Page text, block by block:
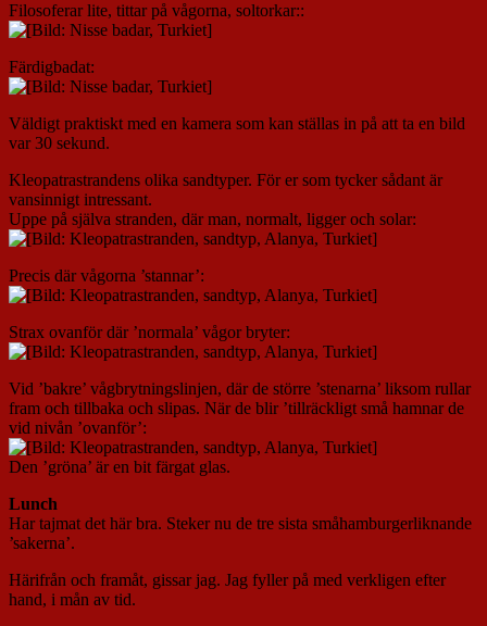
Filosoferar lite, tittar på vågorna, soltorkar::
Färdigbadat:
Väldigt praktiskt med en kamera som kan ställas in på att ta en bild
var 30 sekund.
Kleopatrastrandens olika sandtyper. För er som tycker sådant är
vansinnigt intressant.
Uppe på själva stranden, där man, normalt, ligger och solar:
Precis där vågorna ’stannar’:
Strax ovanför där ’normala’ vågor bryter:
Vid ’bakre’ vågbrytningslinjen, där de större ’stenarna’ liksom rullar
fram och tillbaka och slipas. När de blir ’tillräckligt små hamnar de
vid nivån ’ovanför’:
Den ’gröna’ är en bit färgat glas.
Lunch
Har tajmat det här bra. Steker nu de tre sista småhamburgerliknande
’sakerna’.
Härifrån och framåt, gissar jag. Jag fyller på med verkligen efter
hand, i mån av tid.